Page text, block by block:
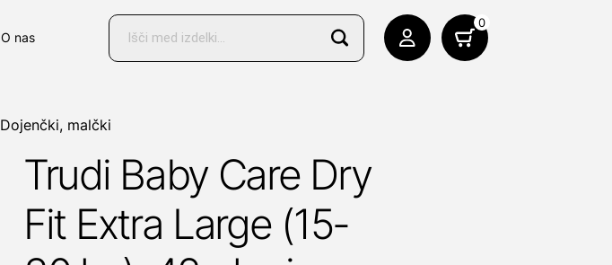
O nas
Products
search
0
Dojenčki, malčki
Trudi Baby Care Dry
Fit Extra Large (15-